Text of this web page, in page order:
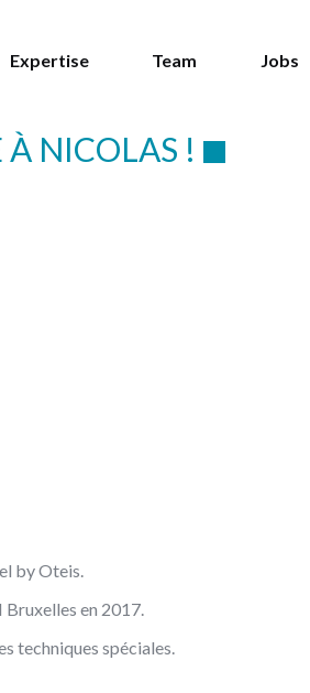
Expertise Team Jobs
NICOLAS !
by Oteis.
en 2017.
techniques spéciales.